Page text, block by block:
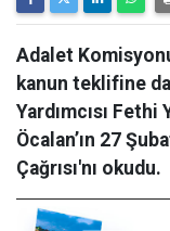
Adalet
kanun teklifine
Yardımcısı
Öcalan’ın 27
Çağrısı'nı okudu.